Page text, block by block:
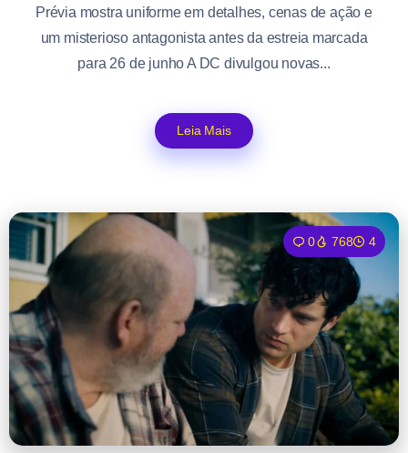
Prévia mostra uniforme em detalhes, cenas de ação e
um misterioso antagonista antes da estreia marcada
para 26 de junho A DC divulgou novas...
Leia Mais
0 768 4